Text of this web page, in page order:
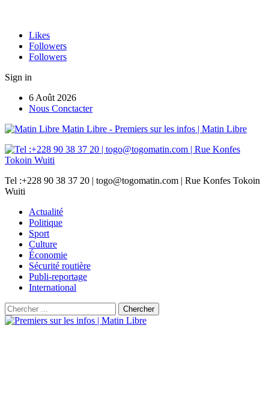
Likes
Followers
Followers
Sign in
6 Août 2026
Nous Conctacter
Matin Libre - Premiers sur les infos | Matin Libre
Tel :+228 90 38 37 20 | togo@togomatin.com | Rue Konfes Tokoin
Wuiti
Actualité
Politique
Sport
Culture
Économie
Sécurité routière
Publi-reportage
International